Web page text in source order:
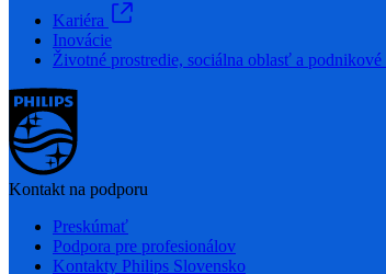
Kariéra
Inovácie
Životné prostredie, sociálna oblasť a podnikové
Kontakt na podporu
Preskúmať
Podpora pre profesionálov
Kontakty Philips Slovensko